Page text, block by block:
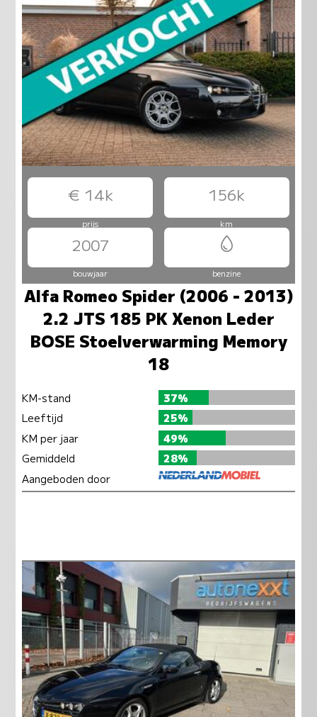
€ 14k 156k
prijs km
2007
bouwjaar benzine
Alfa Romeo Spider (2006 - 2013)
2.2 JTS 185 PK Xenon Leder
BOSE Stoelverwarming Memory
18
KM-stand
37%
Leeftijd
25%
KM per jaar
49%
Gemiddeld
28%
Aangeboden door